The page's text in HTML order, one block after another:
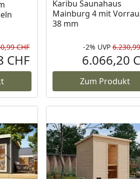
Rabatt in Prozent
Ursprünglicher Preis
CHF
Aktueller Preis
CHF
Karibu Saunahaus
Mainburg 4 mit
38 mm
-2% UVP
6.066,20
Zum Produkt